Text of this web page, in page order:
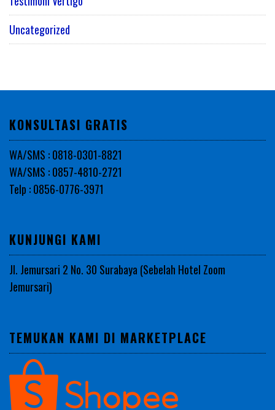
Uncategorized
KONSULTASI GRATIS
WA/SMS : 0818-0301-8821
WA/SMS : 0857-4810-2721
Telp : 0856-0776-3971
KUNJUNGI KAMI
Jl. Jemursari 2 No. 30 Surabaya (Sebelah Hotel Zoom
Jemursari)
TEMUKAN KAMI DI MARKETPLACE